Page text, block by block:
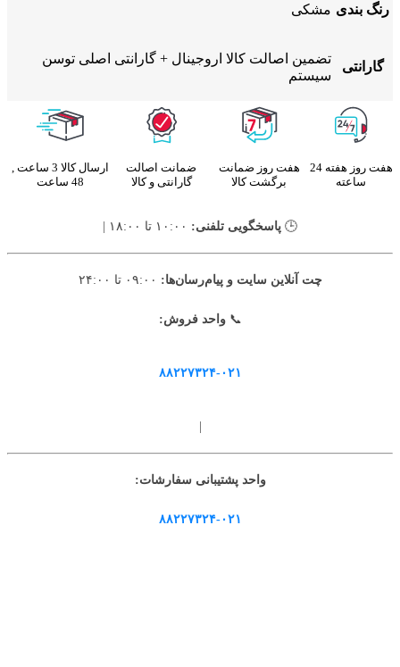
رنگ بندی مشکی
گارانتی
تضمین اصالت کالا اروجینال + گارانتی اصلی توسن
سیستم
هفت روز هفته 24
ساعته
هفت روز ضمانت
برگشت کالا
ضمانت اصالت
گارانتی و کالا
ارسال کالا 3 ساعت ,
48 ساعت
🕒 پاسخگویی تلفنی:
چت آنلاین سایت و پیام‌رسان‌ها:
📞واحد فروش:
۸۸۲۲۷۳۲۴-۰۲۱
واحد پشتیبانی سفارشات:
۸۸۲۲۷۳۲۴-۰۲۱